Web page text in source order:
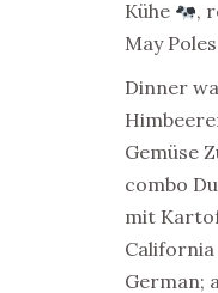
Kühe
,
May
Dinner
Gemüse
combo
mit
German;